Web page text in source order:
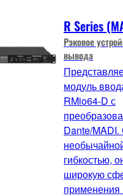
R Series
Рэковое
вывода
модуль
RMio64-D с
Dante/
гибкостью,
широкую
применения